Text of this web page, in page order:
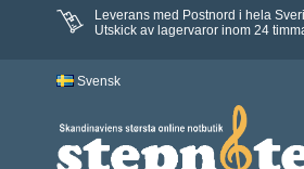
Leverans med Postnord i hela
Utskick av lagervaror inom 24
Svensk